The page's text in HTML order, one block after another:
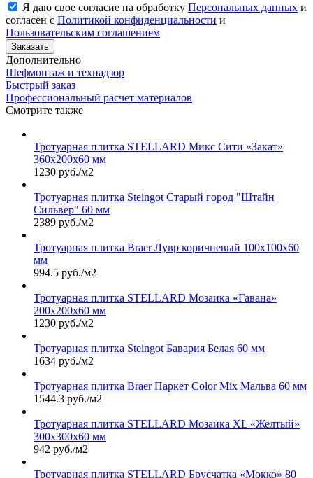
Я даю свое согласие на обработку Персональных данных и
согласен с Политикой конфиденциальности и
Пользовательским соглашением
Заказать
Дополнительно
Шефмонтаж и технадзор
Быстрый заказ
Профессиональный расчет материалов
Смотрите также
Тротуарная плитка STELLARD Микс Сити «Закат»
360х200х60 мм
1230 руб./м2
Тротуарная плитка Steingot Старый город "Штайн
Сильвер" 60 мм
2389 руб./м2
Тротуарная плитка Braer Лувр коричневый 100х100х60
мм
994.5 руб./м2
Тротуарная плитка STELLARD Мозаика «Гавана»
200х200х60 мм
1230 руб./м2
Тротуарная плитка Steingot Бавария Белая 60 мм
1634 руб./м2
Тротуарная плитка Braer Паркет Color Mix Мальва 60 мм
1544.3 руб./м2
Тротуарная плитка STELLARD Мозаика XL «Желтый»
300х300х60 мм
942 руб./м2
Тротуарная плитка STELLARD Брусчатка «Мокко» 80